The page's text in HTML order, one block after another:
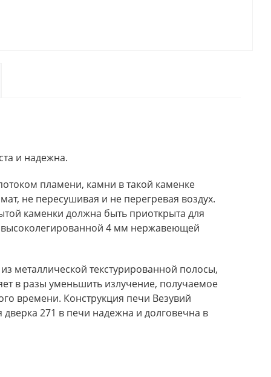
и надежна.
пламени, камни в такой каменке
не пересушивая и не перегревая воздух.
каменки должна быть приоткрыта для
высоколегированной 4 мм нержавеющей
металлической текстурированной полосы,
в разы уменьшить излучение, получаемое
времени. Конструкция печи Везувий
271 в печи надежна и долговечна в